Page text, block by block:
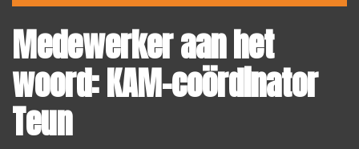
Medewerker aan het
woord: KAM-coördinator
Teun